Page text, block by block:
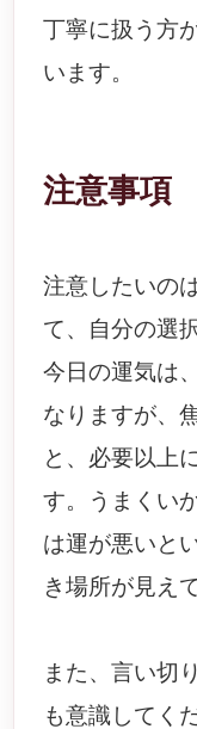
丁寧に扱う方
います。
注意事項
注意したいの
て、自分の選
今日の運気は
なりますが、
と、必要以上
す。うまくい
は運が悪いと
き場所が見え
また、言い切
も意識してく